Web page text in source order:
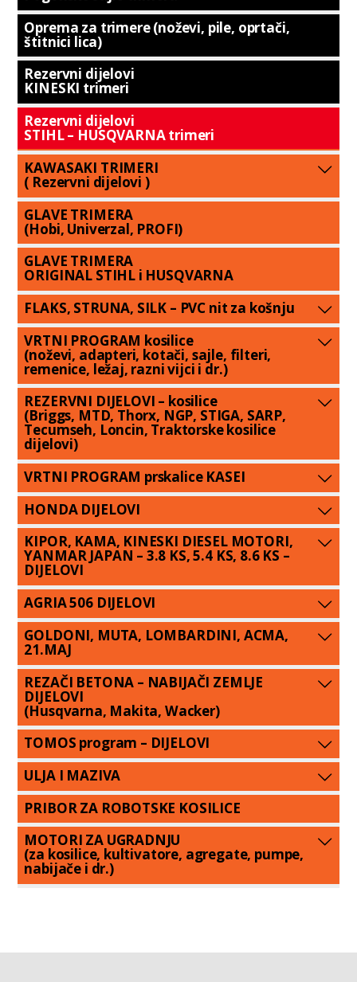
Oprema za trimere (noževi, pile, oprtači,
štitnici lica)
Rezervni dijelovi
KINESKI trimeri
Rezervni dijelovi
STIHL – HUSQVARNA trimeri
KAWASAKI TRIMERI
( Rezervni dijelovi )
GLAVE TRIMERA
(Hobi, Univerzal, PROFI)
GLAVE TRIMERA
ORIGINAL STIHL i HUSQVARNA
FLAKS, STRUNA, SILK – PVC nit za košnju
VRTNI PROGRAM kosilice
(noževi, adapteri, kotači, sajle, filteri,
remenice, ležaj, razni vijci i dr.)
REZERVNI DIJELOVI – kosilice
(Briggs, MTD, Thorx, NGP, STIGA, SARP,
Tecumseh, Loncin, Traktorske kosilice
dijelovi)
VRTNI PROGRAM prskalice KASEI
HONDA DIJELOVI
KIPOR, KAMA, KINESKI DIESEL MOTORI,
YANMAR JAPAN – 3.8 KS, 5.4 KS, 8.6 KS –
DIJELOVI
AGRIA 506 DIJELOVI
GOLDONI, MUTA, LOMBARDINI, ACMA,
21.MAJ
REZAČI BETONA – NABIJAČI ZEMLJE
DIJELOVI
(Husqvarna, Makita, Wacker)
TOMOS program – DIJELOVI
ULJA I MAZIVA
PRIBOR ZA ROBOTSKE KOSILICE
MOTORI ZA UGRADNJU
(za kosilice, kultivatore, agregate, pumpe,
nabijače i dr.)